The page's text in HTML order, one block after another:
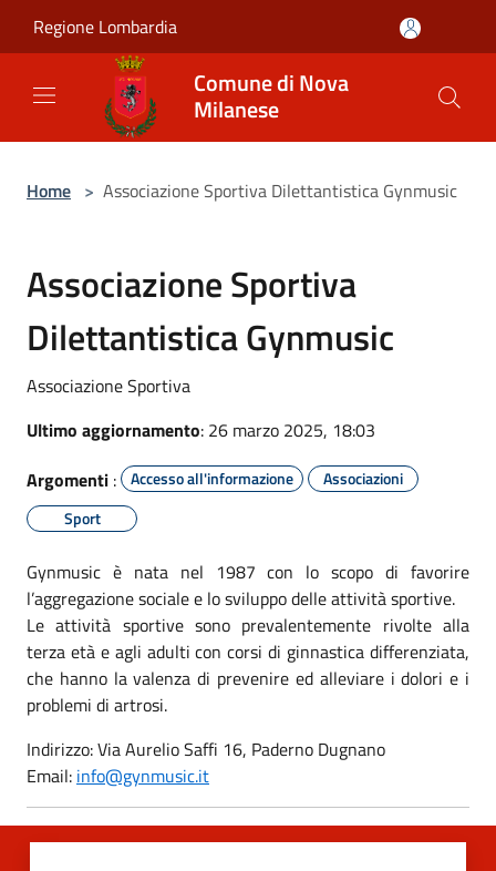
Regione Lombardia
Comune di Nova
Milanese
Home > Associazione Sportiva Dilettantistica Gynmusic
Associazione Sportiva
Dilettantistica Gynmusic
Associazione Sportiva
Ultimo aggiornamento: 26 marzo 2025, 18:03
Argomenti : Accesso all'informazione
Associazioni
Sport
Gynmusic è nata nel 1987 con lo scopo di favorire
l’aggregazione sociale e lo sviluppo delle attività sportive.
Le attività sportive sono prevalentemente rivolte alla
terza età e agli adulti con corsi di ginnastica differenziata,
che hanno la valenza di prevenire ed alleviare i dolori e i
problemi di artrosi.
Indirizzo: Via Aurelio Saffi 16, Paderno Dugnano
Email: info@gynmusic.it